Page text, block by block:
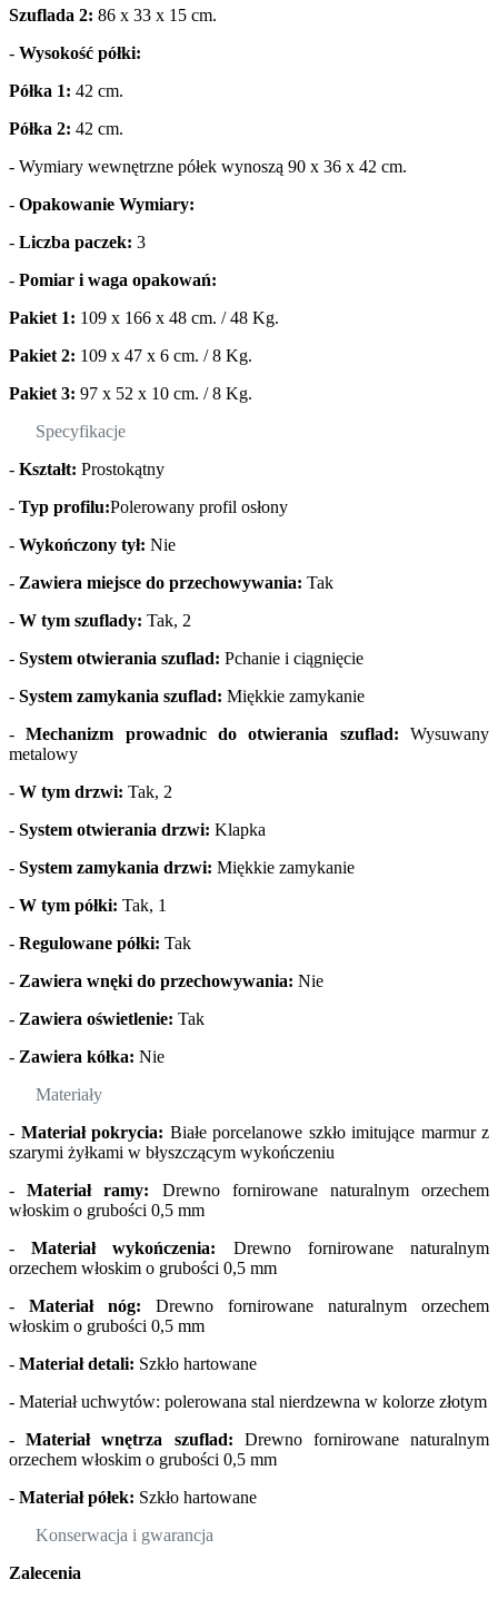
Szuflada 2: 86 x 33 x 15 cm.
- Wysokość półki:
Półka 1: 42 cm.
Półka 2: 42 cm.
- Wymiary wewnętrzne półek wynoszą 90 x 36 x 42 cm.
- Opakowanie Wymiary:
- Liczba paczek: 3
- Pomiar i waga opakowań:
Pakiet 1: 109 x 166 x 48 cm. / 48 Kg.
Pakiet 2: 109 x 47 x 6 cm. / 8 Kg.
Pakiet 3: 97 x 52 x 10 cm. / 8 Kg.
Specyfikacje
- Kształt: Prostokątny
- Typ profilu:Polerowany profil osłony
- Wykończony tył: Nie
- Zawiera miejsce do przechowywania: Tak
- W tym szuflady: Tak, 2
- System otwierania szuflad: Pchanie i ciągnięcie
- System zamykania szuflad: Miękkie zamykanie
- Mechanizm prowadnic do otwierania szuflad: Wysuwany
metalowy
- W tym drzwi: Tak, 2
- System otwierania drzwi: Klapka
- System zamykania drzwi: Miękkie zamykanie
- W tym półki: Tak, 1
- Regulowane półki: Tak
- Zawiera wnęki do przechowywania: Nie
- Zawiera oświetlenie: Tak
- Zawiera kółka: Nie
Materiały
- Materiał pokrycia: Białe porcelanowe szkło imitujące marmur z
szarymi żyłkami w błyszczącym wykończeniu
- Materiał ramy: Drewno fornirowane naturalnym orzechem
włoskim o grubości 0,5 mm
- Materiał wykończenia: Drewno fornirowane naturalnym
orzechem włoskim o grubości 0,5 mm
- Materiał nóg: Drewno fornirowane naturalnym orzechem
włoskim o grubości 0,5 mm
- Materiał detali: Szkło hartowane
- Materiał uchwytów: polerowana stal nierdzewna w kolorze złotym
- Materiał wnętrza szuflad: Drewno fornirowane naturalnym
orzechem włoskim o grubości 0,5 mm
- Materiał półek: Szkło hartowane
Konserwacja i gwarancja
Zalecenia